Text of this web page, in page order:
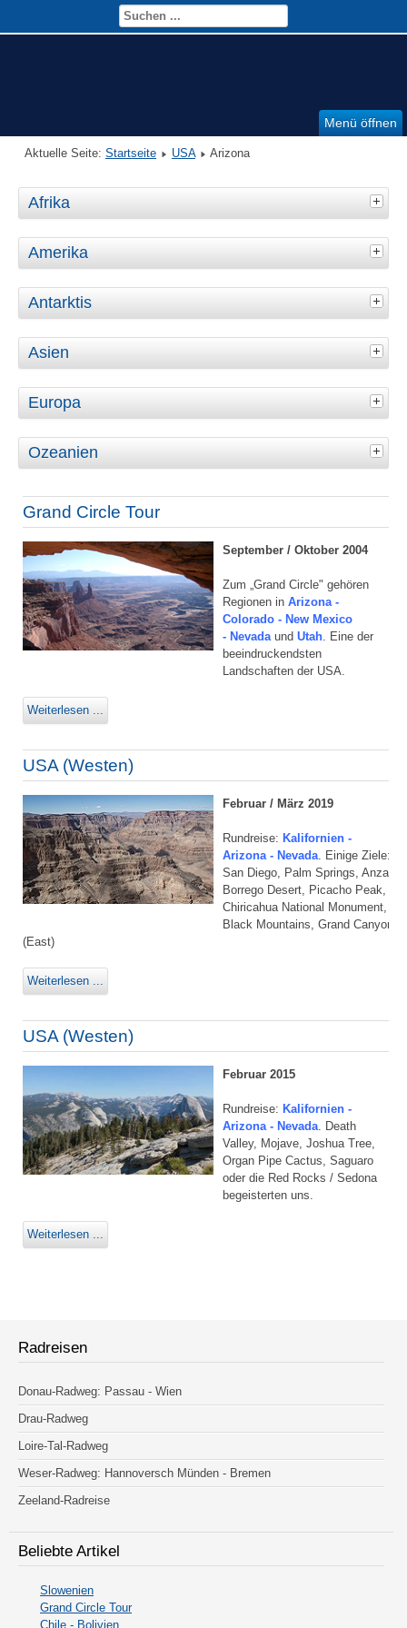
Menü öffnen
Aktuelle Seite: Startseite USA Arizona
Afrika
Amerika
Antarktis
Asien
Europa
Ozeanien
Grand Circle Tour
September / Oktober 2004
Zum „Grand Circle" gehören
Regionen in Arizona -
Colorado - New Mexico
- Nevada und Utah . Eine der
beeindruckendsten
Landschaften der USA.
Weiterlesen ...
USA (Westen)
Februar / März 2019
Rundreise: Kalifornien -
Arizona - Nevada . Einige Ziele:
San Diego, Palm Springs, Anza-
Borrego Desert, Picacho Peak,
Chiricahua National Monument,
Black Mountains, Grand Canyon
(East)
Weiterlesen ...
USA (Westen)
Februar 2015
Rundreise: Kalifornien -
Arizona - Nevada . Death
Valley, Mojave, Joshua Tree,
Organ Pipe Cactus, Saguaro
oder die Red Rocks / Sedona
begeisterten uns.
Weiterlesen ...
Radreisen
Donau-Radweg: Passau - Wien
Drau-Radweg
Loire-Tal-Radweg
Weser-Radweg: Hannoversch Münden - Bremen
Zeeland-Radreise
Beliebte Artikel
Slowenien
Grand Circle Tour
Chile - Bolivien